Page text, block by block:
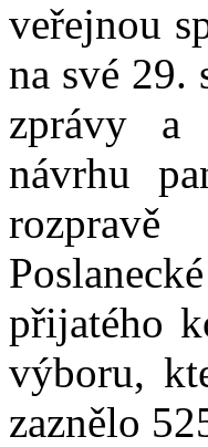
veřejnou
na své 29.
zprávy a
návrhu
přijatého
výboru,
zaznělo